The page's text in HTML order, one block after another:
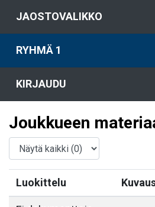
JAOSTOVALIKKO
RYHMÄ 1
KIRJAUDU
Joukkueen
Luokittelu